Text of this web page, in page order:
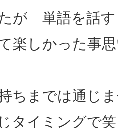
が 単語を話
楽しかった事
ちまでは通じ
タイミングで